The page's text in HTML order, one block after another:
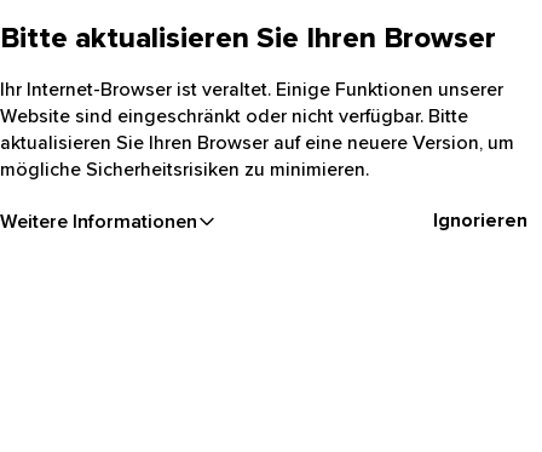
Bitte aktualisieren Sie Ihren Browser
Ihr Internet-Browser ist veraltet. Einige Funktionen unserer
Website sind eingeschränkt oder nicht verfügbar. Bitte
aktualisieren Sie Ihren Browser auf eine neuere Version, um
mögliche Sicherheitsrisiken zu minimieren.
Weitere Informationen Ignorieren